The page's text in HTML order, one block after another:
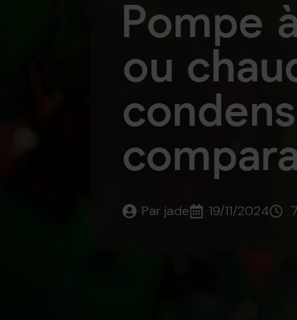
Pompe
ou
Par jade 19/11/2024 7